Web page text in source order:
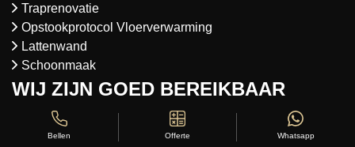
Traprenovatie
Opstookprotocol Vloerverwarming
Lattenwand
Schoonmaak
WIJ ZIJN GOED BEREIKBAAR
VANUIT
Bellen Offerte Whatsapp